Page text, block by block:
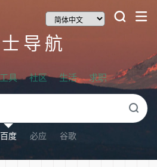
导航
工具 社区 生活 求职
百度 必应 谷歌